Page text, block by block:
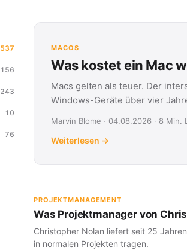
537
156
243
10
76
MACOS
Was kostet ein Mac
Macs gelten als teuer. Der
Windows-Geräte über vier
Marvin Blome · 04.08.2026 · 8 Min.
Weiterlesen →
PROJEKTMANAGEMENT
Was Projektmanager von
Christopher Nolan liefert seit 25
in normalen Projekten tragen.